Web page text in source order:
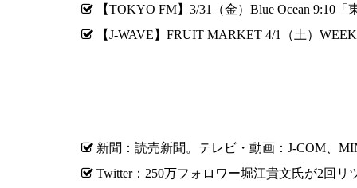
【TOKYO FM】3/31（金）Blue Ocean 9:10
【J-WAVE】FRUIT MARKET 4/1（土）
新聞：読売新聞。テレビ・動画：J-COM、
Twitter：250万フォロワー堀江貴文氏が2回